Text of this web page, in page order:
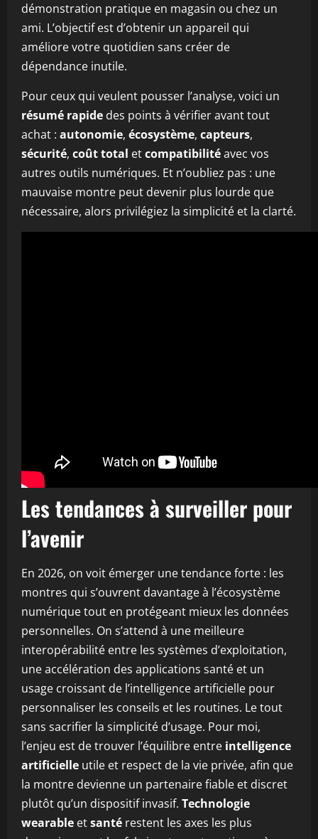
démonstration pratique en magasin ou chez un
ami. L’objectif est d’obtenir un appareil qui
améliore votre quotidien sans créer de
dépendance inutile.
Pour ceux qui veulent pousser l’analyse, voici un
résumé rapide des points à vérifier avant tout
achat : autonomie, écosystème, capteurs,
sécurité, coût total etcompatibilitéavec vos
autres outils numériques. Et n’oubliez pas : une
mauvaise montre peut devenir plus lourde que
nécessaire, alors privilégiez la simplicité et la clarté.
Les tendances à surveiller pour
l’avenir
En 2026, on voit émerger une tendance forte : les
montres qui s’ouvrent davantage à l’écosystème
numérique tout en protégeant mieux les données
personnelles. On s’attend à une meilleure
interopérabilité entre les systèmes d’exploitation,
une accélération des applications santé et un
usage croissant de l’intelligence artificielle pour
personnaliser les conseils et les routines. Le tout
sans sacrifier la simplicité d’usage. Pour moi,
l’enjeu est de trouver l’équilibre entre intelligence
artificielle utile et respect de la vie privée, afin que
la montre devienne un partenaire fiable et discret
plutôt qu’un dispositif invasif. Technologie
wearable etsanté restent les axes les plus